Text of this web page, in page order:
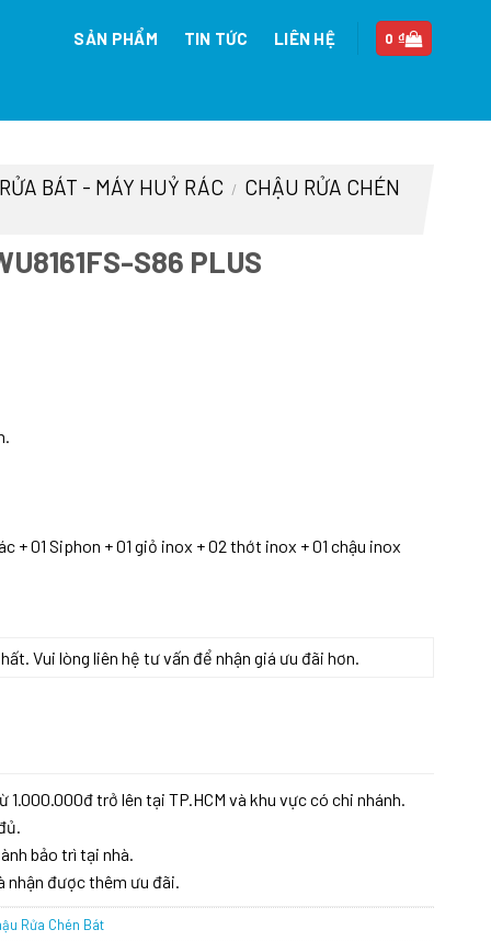
SẢN PHẨM TIN TỨC LIÊN HỆ 0₫
BÁT - MÁY HUỶ RÁC / CHẬU RỬA CHÉN
S86 PLUS
₫.
+ 01 Siphon + 01 giỏ inox + 02 thớt inox + 01 chậu inox
Vui lòng liên hệ tư vấn để nhận giá ưu đãi hơn.
trở lên tại TP.HCM và khu vực có chi nhánh.
bảo trì tại nhà.
được thêm ưu đãi.
Rửa Chén Bát